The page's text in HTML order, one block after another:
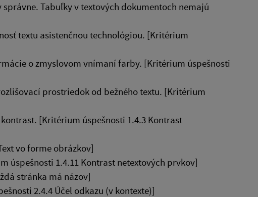
Tabuľky v textových dokumentoch nemajú
textu asistenčnou technológiou. [Kritérium
o zmyslovom vnímaní farby. [Kritérium úspešnosti
prostriedok od bežného textu. [Kritérium
[Kritérium úspešnosti 1.4.3 Kontrast
vo forme obrázkov]
úspešnosti 1.4.11 Kontrast netextových prvkov]
stránka má názov]
2.4.4 Účel odkazu (v kontexte)]